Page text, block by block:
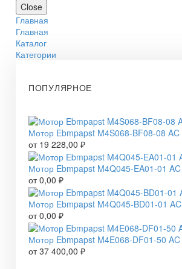
Close
Главная
Главная
Каталог
Категории
ПОПУЛЯРНОЕ
Мотор Ebmpapst M4S068-BF08-08 AC
от 19 228,00 ₽
Мотор Ebmpapst M4Q045-EA01-01 AC
от0,00 ₽
Мотор Ebmpapst M4Q045-BD01-01 AC
от0,00 ₽
Мотор Ebmpapst M4E068-DF01-50 AC
от37 400,00 ₽